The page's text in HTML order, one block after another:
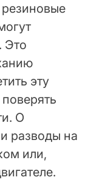
Это
эту
О
разводы на
или,